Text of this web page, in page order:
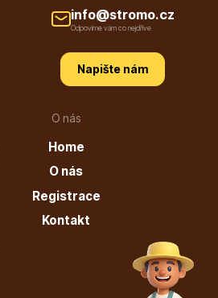
Napište nám
O nás
Home
O nás
Registrace
Kontakt
info@stromo.cz
Odpovíme vám co nejdříve
Napište nám